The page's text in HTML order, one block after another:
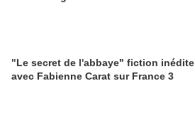
"Le secret de l'abbaye" fiction inédite
avec Fabienne Carat sur France 3